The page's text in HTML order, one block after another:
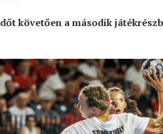
követően a második